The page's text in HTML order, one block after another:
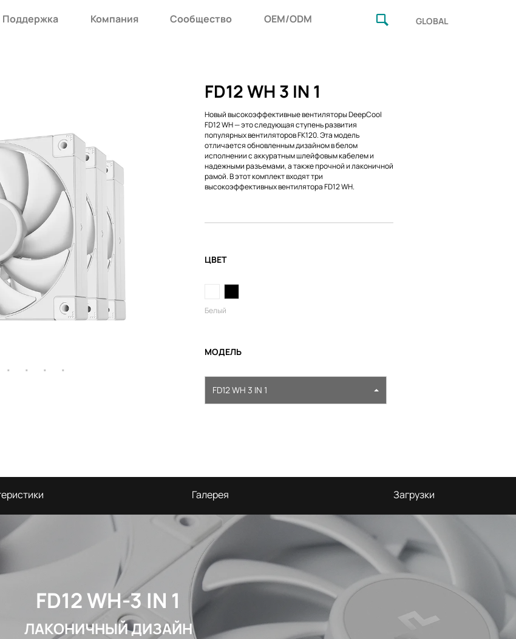
Поддержка Компания Сообщество OEM/ODM GLOBAL
FD12 WH 3 IN 1
Новый высокоэффективные вентиляторы DeepCool
FD12 WH — это следующая ступень развития
популярных вентиляторов FK120. Эта модель
отличается обновленным дизайном в белом
исполнении с аккуратным шлейфовым кабелем и
надежными разъемами, а также прочной и лаконичной
рамой. В этот комплект входят три
высокоэффективных вентилятора FD12 WH.
ЦВЕТ
Белый
МОДЕЛЬ
FD12 WH 3 IN 1
Галерея Загрузки
FD12 WH-3 IN 1
ЛАКОНИЧНЫЙ ДИЗАЙН